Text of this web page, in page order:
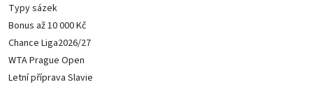
Typy sázek
Bonus až 10 000 Kč
Chance Liga2026/27
WTA Prague Open
Letní příprava Slavie